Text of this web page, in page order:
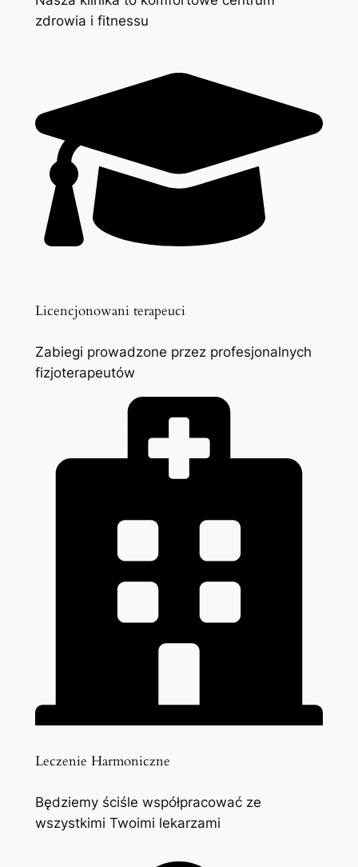
zdrowia i fitnessu
Licencjonowani terapeuci
Zabiegi prowadzone przez profesjonalnych
fizjoterapeutów
Leczenie Harmoniczne
Będziemy ściśle współpracować ze
wszystkimi Twoimi lekarzami